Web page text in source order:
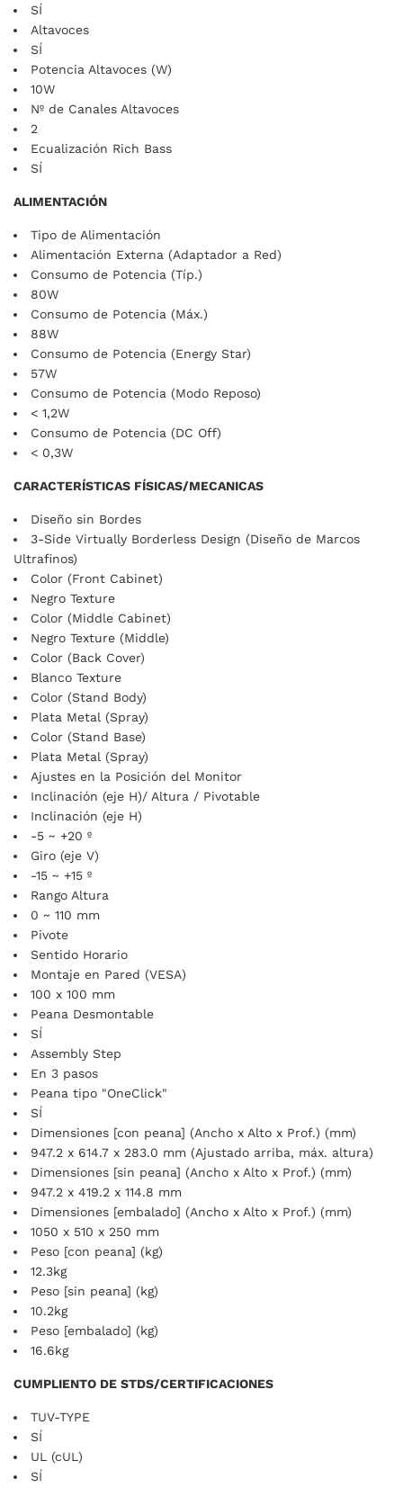
SÍ
Altavoces
SÍ
Potencia Altavoces (W)
10W
Nº de Canales Altavoces
2
Ecualización Rich Bass
SÍ
ALIMENTACIÓN
Tipo de Alimentación
Alimentación Externa (Adaptador a Red)
Consumo de Potencia (Típ.)
80W
Consumo de Potencia (Máx.)
88W
Consumo de Potencia (Energy Star)
57W
Consumo de Potencia (Modo Reposo)
< 1,2W
Consumo de Potencia (DC Off)
< 0,3W
CARACTERÍSTICAS FÍSICAS/MECANICAS
Diseño sin Bordes
3-Side Virtually Borderless Design (Diseño de Marcos
Ultrafinos)
Color (Front Cabinet)
Negro Texture
Color (Middle Cabinet)
Negro Texture (Middle)
Color (Back Cover)
Blanco Texture
Color (Stand Body)
Plata Metal (Spray)
Color (Stand Base)
Plata Metal (Spray)
Ajustes en la Posición del Monitor
Inclinación (eje H)/ Altura / Pivotable
Inclinación (eje H)
-5 ~ +20 º
Giro (eje V)
-15 ~ +15 º
Rango Altura
0 ~ 110 mm
Pivote
Sentido Horario
Montaje en Pared (VESA)
100 x 100 mm
Peana Desmontable
SÍ
Assembly Step
En 3 pasos
Peana tipo "OneClick"
SÍ
Dimensiones [con peana] (Ancho x Alto x Prof.) (mm)
947.2 x 614.7 x 283.0 mm (Ajustado arriba, máx. altura)
Dimensiones [sin peana] (Ancho x Alto x Prof.) (mm)
947.2 x 419.2 x 114.8 mm
Dimensiones [embalado] (Ancho x Alto x Prof.) (mm)
1050 x 510 x 250 mm
Peso [con peana] (kg)
12.3kg
Peso [sin peana] (kg)
10.2kg
Peso [embalado] (kg)
16.6kg
CUMPLIENTO DE STDS/CERTIFICACIONES
TUV-TYPE
SÍ
UL (cUL)
SÍ